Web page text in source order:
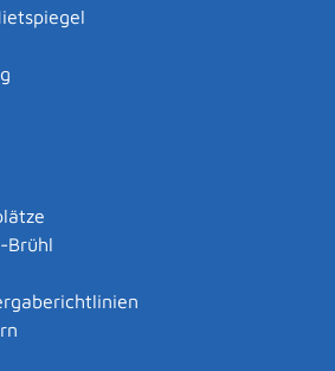
Brühl
für die DGVO" der
Stuttgart
IHK Stuttgart
Selbsteinschätzung
zur EU-DGVO"
für Unternehmen
Fragen